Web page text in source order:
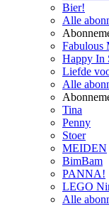
Bier!
Alle
Fabulous
Happy In
Liefde
Alle
Tina
Penny
Stoer
MEIDEN
BimBam
PANNA!
LEGO
Alle